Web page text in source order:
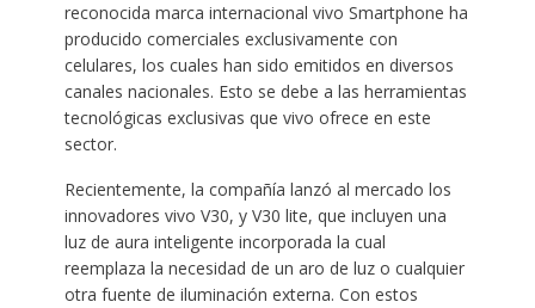
reconocida marca internacional vivo Smartphone ha
producido comerciales exclusivamente con
celulares, los cuales han sido emitidos en diversos
canales nacionales. Esto se debe a las herramientas
tecnológicas exclusivas que vivo ofrece en este
sector.
Recientemente, la compañía lanzó al mercado los
innovadores vivo V30, y V30 lite, que incluyen una
luz de aura inteligente incorporada la cual
reemplaza la necesidad de un aro de luz o cualquier
otra fuente de iluminación externa. Con estos